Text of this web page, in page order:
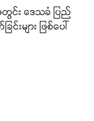
င်း ဒေသခံ ပြည်
းများ ဖြစ်ပေါ်